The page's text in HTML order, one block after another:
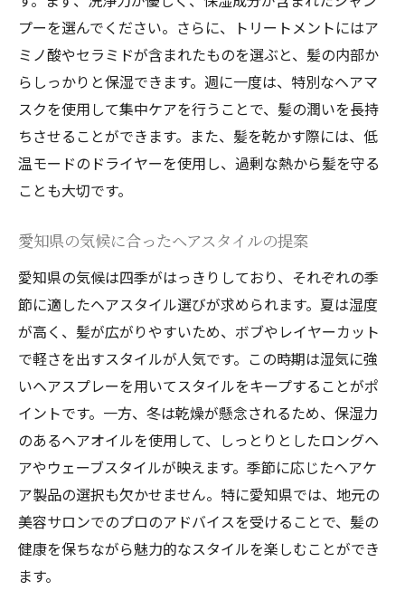
プーを選んでください。さらに、トリートメントにはア
ミノ酸やセラミドが含まれたものを選ぶと、髪の内部か
らしっかりと保湿できます。週に一度は、特別なヘアマ
スクを使用して集中ケアを行うことで、髪の潤いを長持
ちさせることができます。また、髪を乾かす際には、低
温モードのドライヤーを使用し、過剰な熱から髪を守る
ことも大切です。
愛知県の気候に合ったヘアスタイルの提案
愛知県の気候は四季がはっきりしており、それぞれの季
節に適したヘアスタイル選びが求められます。夏は湿度
が高く、髪が広がりやすいため、ボブやレイヤーカット
で軽さを出すスタイルが人気です。この時期は湿気に強
いヘアスプレーを用いてスタイルをキープすることがポ
イントです。一方、冬は乾燥が懸念されるため、保湿力
のあるヘアオイルを使用して、しっとりとしたロングヘ
アやウェーブスタイルが映えます。季節に応じたヘアケ
ア製品の選択も欠かせません。特に愛知県では、地元の
美容サロンでのプロのアドバイスを受けることで、髪の
健康を保ちながら魅力的なスタイルを楽しむことができ
ます。